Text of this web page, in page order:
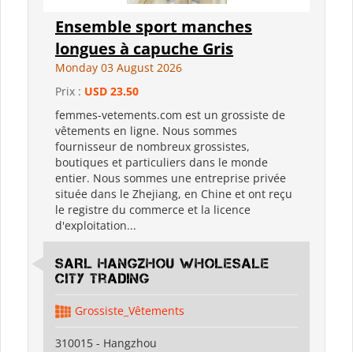
Ensemble sport manches
longues à capuche Gris
Monday 03 August 2026
Prix : USD 23.50
femmes-vetements.com est un grossiste de
vêtements en ligne. Nous sommes
fournisseur de nombreux grossistes,
boutiques et particuliers dans le monde
entier. Nous sommes une entreprise privée
située dans le Zhejiang, en Chine et ont reçu
le registre du commerce et la licence
d'exploitation...
SARL Hangzhou Wholesale
City Trading
Grossiste_Vêtements
310015 - Hangzhou